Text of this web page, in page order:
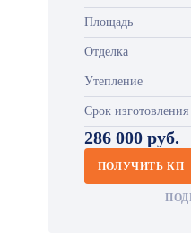
Площадь
Отделка
Утепление
Срок изготовления
286 000 руб.
ПОЛУЧИТЬ КП